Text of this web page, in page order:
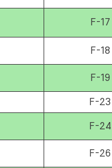
F-17
F-18
F-19
F-23
F-24
F-26